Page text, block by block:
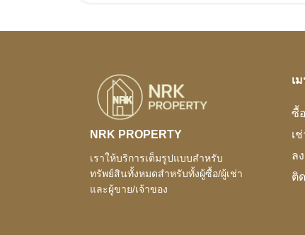
NRK PROPERTY
เราให้บริการเต็มรูปแบบสำหรับ
ทรัพย์สินทั้งหมดสำหรับทั้งผู้ซื้อ/ผู้เช่า
และผู้ขาย/เจ้าของ
เ
ซื้อ
เช่
ล
ติ